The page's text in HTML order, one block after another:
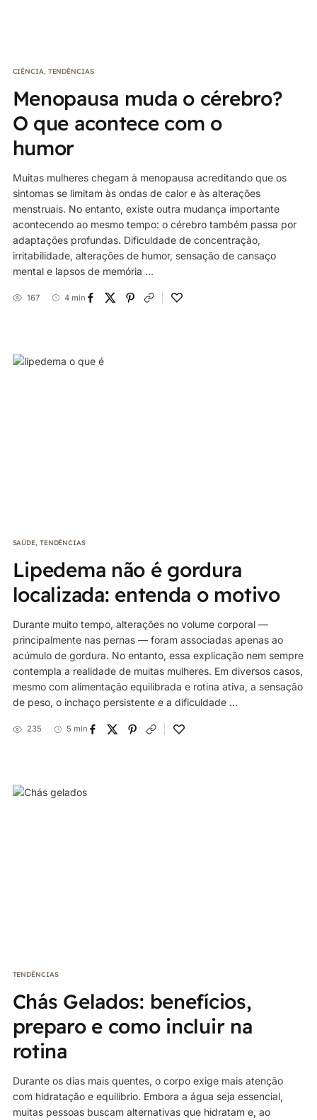
CIÊNCIA TENDÊNCIAS
Menopausa muda o cérebro?
O que acontece com o
humor
Muitas mulheres chegam à menopausa acreditando que os
sintomas se limitam às ondas de calor e às alterações
menstruais. No entanto, existe outra mudança importante
acontecendo ao mesmo tempo: o cérebro também passa por
adaptações profundas. Dificuldade de concentração,
irritabilidade, alterações de humor, sensação de cansaço
mental e lapsos de memória ...
167 4 min
SAÚDE TENDÊNCIAS
Lipedema não é gordura
localizada: entenda o motivo
Durante muito tempo, alterações no volume corporal —
principalmente nas pernas — foram associadas apenas ao
acúmulo de gordura. No entanto, essa explicação nem sempre
contempla a realidade de muitas mulheres. Em diversos casos,
mesmo com alimentação equilibrada e rotina ativa, a sensação
de peso, o inchaço persistente e a dificuldade ...
235 5 min
TENDÊNCIAS
Chás Gelados: benefícios,
preparo e como incluir na
rotina
Durante os dias mais quentes, o corpo exige mais atenção
com hidratação e equilíbrio. Embora a água seja essencial,
muitas pessoas buscam alternativas que hidratam e, ao